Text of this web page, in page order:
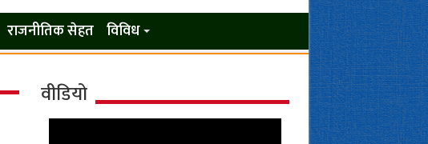
राजनीतिक सेहत विविध
वीडियो